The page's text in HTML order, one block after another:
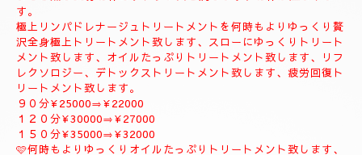
♥️🌹③ラグジュアリートリートメントコース♥️🌹
贅沢全身極上リンパドレナージュトリートメント、リフレクソロ
ジーデトックストリートメントフィシャルマッサージ＆パックソ
ルトトリートメント、疲労回復トリートメントコース
９０分¥20000
１２０分¥26000
１５０分¥31000
１８０分¥37000
❖❖❖❖❖❖❖❖❖